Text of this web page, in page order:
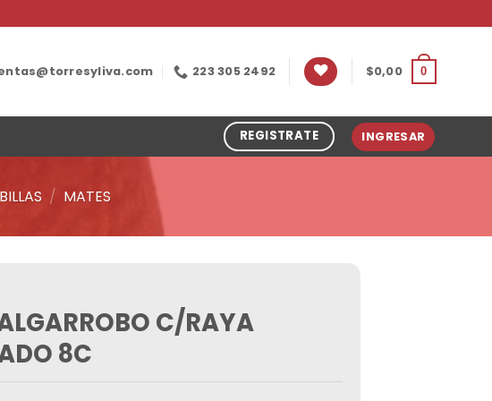
223 305 2492 $0,00 0
REGISTRATE INGRESAR
/ MATES
C/RAYA
8C